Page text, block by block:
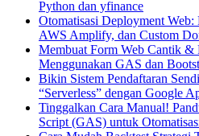
Python dan yfinance
Otomatisasi Deployment
AWS Amplify, dan Custom
Membuat Form Web Cantik &
Menggunakan GAS dan
Bikin Sistem Pendaftaran
“Serverless” dengan Google
Tinggalkan Cara Manual!
Script (GAS) untuk